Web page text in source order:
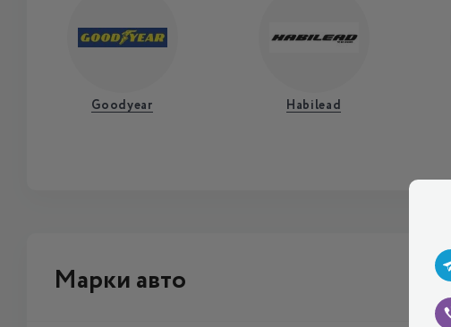
Goodyear Habilead
Марки авто